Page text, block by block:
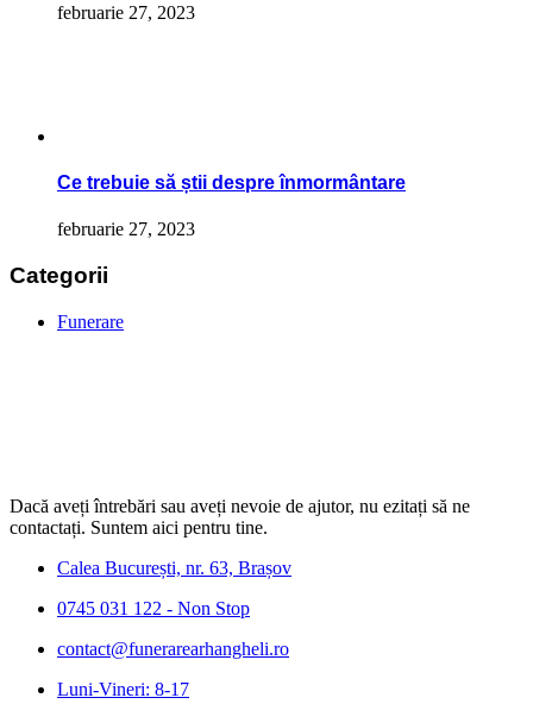
februarie 27, 2023
Ce trebuie să știi despre înmormântare
februarie 27, 2023
Categorii
Funerare
Dacă aveți întrebări sau aveți nevoie de ajutor, nu ezitați să ne
contactați. Suntem aici pentru tine.
Calea București, nr. 63, Brașov
0745 031 122 - Non Stop
contact@funerarearhangheli.ro
Luni-Vineri: 8-17